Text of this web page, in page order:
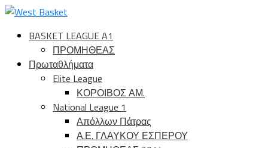
BASKET LEAGUE A1
ΠΡΟΜΗΘΕΑΣ
Πρωταθλήματα
Elite League
ΚΟΡΟΙΒΟΣ ΑΜ.
National League 1
Απόλλων Πάτρας
Α.Ε. ΓΛΑΥΚΟΥ ΕΣΠΕΡΟΥ